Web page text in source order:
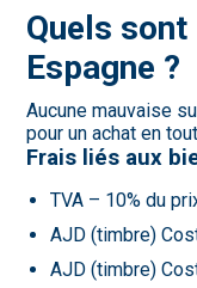
Quels
Espagne ?
Aucune mauvaise
pour un achat en
Frais liés aux
TVA – 10% du
AJD (timbre)
AJD (timbre)